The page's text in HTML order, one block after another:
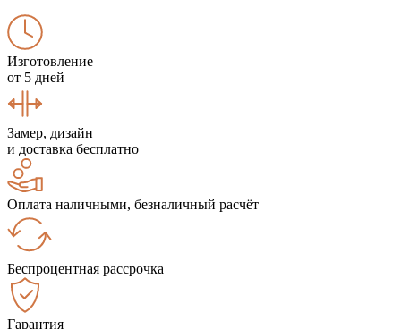
Изготовление
от 5 дней
Замер, дизайн
и доставка бесплатно
Оплата наличными, безналичный расчёт
Беспроцентная рассрочка
Гарантия